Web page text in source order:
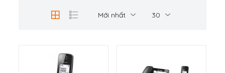
Mới nhất 30